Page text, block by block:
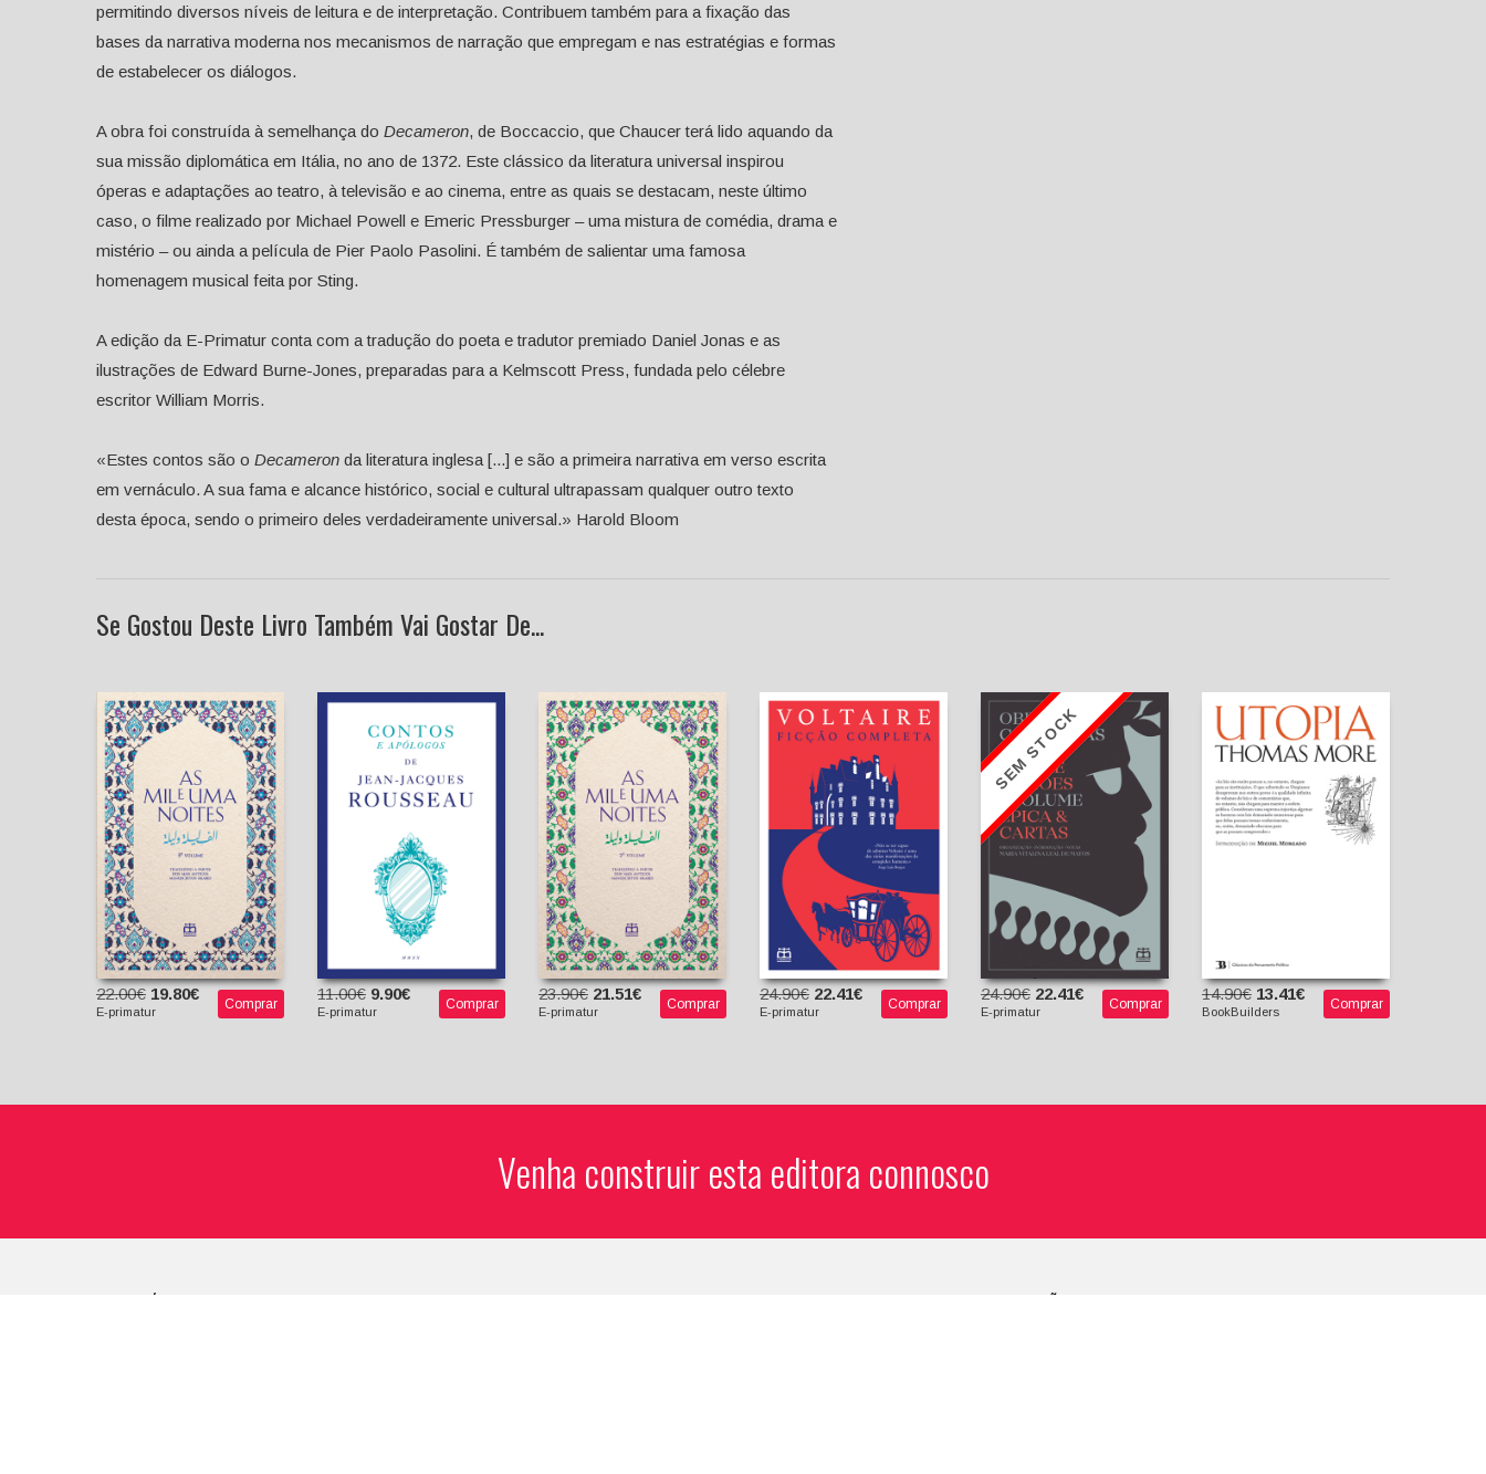
permitindo diversos níveis de leitura e de interpretação. Contribuem também para a fixação das
bases da narrativa moderna nos mecanismos de narração que empregam e nas estratégias e formas
de estabelecer os diálogos.
A obra foi construída à semelhança do Decameron, de Boccaccio, que Chaucer terá lido aquando da
sua missão diplomática em Itália, no ano de 1372. Este clássico da literatura universal inspirou
óperas e adaptações ao teatro, à televisão e ao cinema, entre as quais se destacam, neste último
caso, o filme realizado por Michael Powell e Emeric Pressburger – uma mistura de comédia, drama e
mistério – ou ainda a película de Pier Paolo Pasolini. É também de salientar uma famosa
homenagem musical feita por Sting.
A edição da E-Primatur conta com a tradução do poeta e tradutor premiado Daniel Jonas e as
ilustrações de Edward Burne-Jones, preparadas para a Kelmscott Press, fundada pelo célebre
escritor William Morris.
«Estes contos são o Decameron da literatura inglesa [...] e são a primeira narrativa em verso escrita
em vernáculo. A sua fama e alcance histórico, social e cultural ultrapassam qualquer outro texto
desta época, sendo o primeiro deles verdadeiramente universal.» Harold Bloom
Se Gostou Deste Livro Também Vai Gostar De...
As Mil e Uma Noites -
Volume III
Anónimo
Hugo Maia (Tradutor)
22.00€ 19.80€
E-primatur Comprar
Contos e Apólogos
Jean-Jacques
Rousseau
Pedro Elói Duarte
(tradutor)
11.00€ 9.90€
E-primatur Comprar
As Mil e Uma Noites -
Anónimo
Hugo Maia
(Introdução,
Tradução e Notas)
23.90€ 21.51€
E-primatur Comprar
Ficção Completa
Voltaire
João Gaspar Simões
(tradução)
24.90€ 22.41€
E-primatur Comprar
SEM STOCK
Obras Completas -
Épica e Cartas - Volume
Luiz Vaz de Camões
Maria Vitalina Leal de
Matos (Introd., org. e
nota
24.90€ 22.41€
E-primatur Comprar
Utopia
Thomas More
Miguel Morgado
(Introdutor)
14.90€ 13.41€
BookBuilders Comprar
Venha construir esta editora connosco